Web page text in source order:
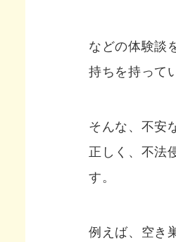
などの体験談
持ちを持って
そんな、不安
正しく、不法
す。
例えば、空き